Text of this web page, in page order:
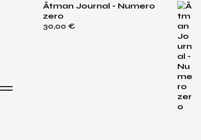
Ātman Journal - Numero
zero
30,00 €